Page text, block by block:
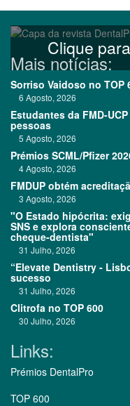
Clique
Mais notícias:
Sorriso Vaidoso no TOP
6 Agosto, 2026
Estudantes da FMD-
pessoas
5 Agosto, 2026
Prémios SCML/Pfizer
4 Agosto, 2026
FMDUP obtém
3 Agosto, 2026
"O Estado hipócrita:
SNS e explora
cheque-dentista"
31 Julho, 2026
“Elevate Dentistry -
sucesso
31 Julho, 2026
Clitrofa no TOP 600
30 Julho, 2026
Links:
Prémios DentalPro
TOP 600